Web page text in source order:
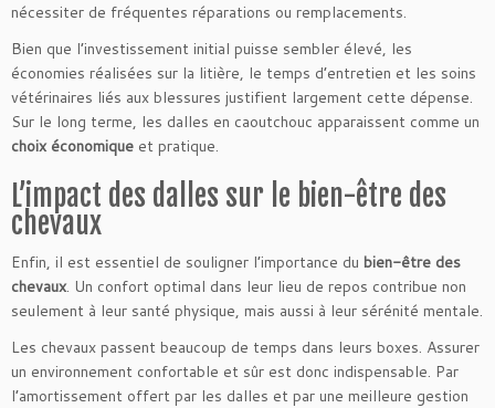
nécessiter de fréquentes réparations ou remplacements.
Bien que l’investissement initial puisse sembler élevé, les
économies réalisées sur la litière, le temps d’entretien et les soins
vétérinaires liés aux blessures justifient largement cette dépense.
Sur le long terme, les dalles en caoutchouc apparaissent comme un
choix économique et pratique.
L’impact des dalles sur le bien-être des
chevaux
Enfin, il est essentiel de souligner l’importance du bien-être des
chevaux. Un confort optimal dans leur lieu de repos contribue non
seulement à leur santé physique, mais aussi à leur sérénité mentale.
Les chevaux passent beaucoup de temps dans leurs boxes. Assurer
un environnement confortable et sûr est donc indispensable. Par
l’amortissement offert par les dalles et par une meilleure gestion